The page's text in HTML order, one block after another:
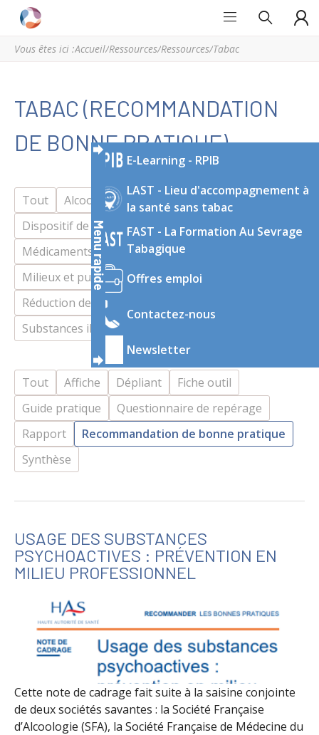
Est
régional
d’expertise
addictologie
Est
Menu rapide
E-Learning - RPIB
LAST - Lieu d'accompagnement à
la santé sans tabac
FAST - La Formation Au Sevrage
Tabagique
Offres emploi
Contactez-nous
Newsletter
Vous êtes ici :Accueil/Ressources/Ressources/Tabac
TABAC (RECOMMANDATION
DE BONNE PRATIQUE)
Tout
Alcool
Dispositif de soin, d’accompagnement
Médicaments/Médicaments détournés
Milieux et publics
Prévention
Réduction des risques et des dommages
Substances illicites
Tout Affiche Dépliant
Fiche outil
Guide pratique
Questionnaire de repérage
Rapport
Recommandation de bonne pratique
Synthèse
USAGE DES SUBSTANCES
PSYCHOACTIVES : PRÉVENTION EN
MILIEU PROFESSIONNEL
Cette note de cadrage fait suite à la saisine conjointe
de deux sociétés savantes : la Société Française
d’Alcoologie (SFA), la Société Française de Médecine du